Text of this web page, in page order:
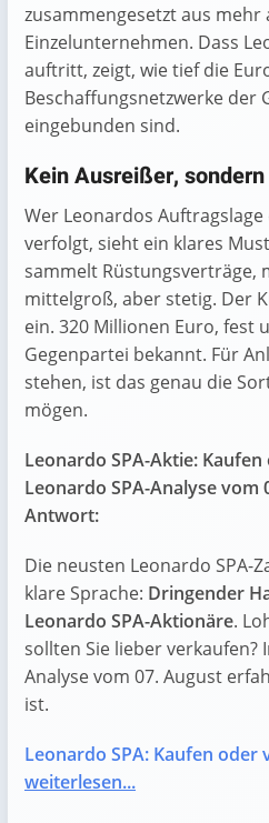
zusammengesetzt aus mehr
Einzelunternehmen. Dass
auftritt, zeigt, wie tief die
Beschaffungsnetzwerke der
eingebunden sind.
Kein Ausreißer,
Wer Leonardos
verfolgt, sieht ein klares
sammelt Rüstungsverträge,
mittelgroß, aber stetig. Der
ein. 320 Millionen Euro, fest
Gegenpartei bekannt. Für
stehen, ist das genau die
mögen.
Leonardo SPA-Aktie:
Leonardo SPA-Analyse
Antwort:
Die neusten Leonardo SPA-
klare Sprache: Dringender
Leonardo SPA-Aktionäre.
sollten Sie lieber verkaufen?
Analyse vom 07. August
ist.
Leonardo SPA: Kaufen oder
weiterlesen...